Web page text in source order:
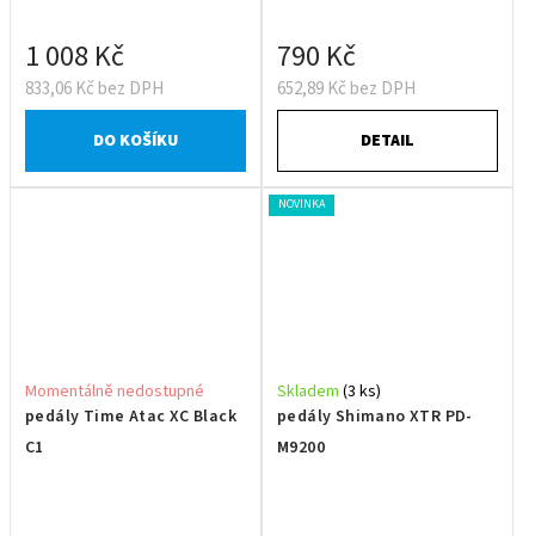
833,06 Kč bez DPH
1 008 Kč
DO KOŠÍKU
652,89 Kč bez DPH
790 Kč
DETAIL
pedály Time Atac XC Black
C1
Momentálně nedostupné
NOVINKA
pedály Shimano XTR PD-
M9200
Skladem (3 ks)